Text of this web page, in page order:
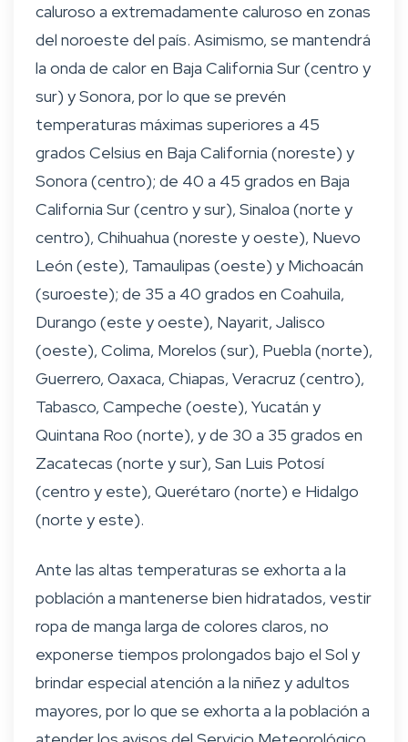
caluroso a extremadamente caluroso en zonas
del noroeste del país. Asimismo, se mantendrá
la onda de calor en Baja California Sur (centro y
sur) y Sonora, por lo que se prevén
temperaturas máximas superiores a 45
grados Celsius en Baja California (noreste) y
Sonora (centro); de 40 a 45 grados en Baja
California Sur (centro y sur), Sinaloa (norte y
centro), Chihuahua (noreste y oeste), Nuevo
León (este), Tamaulipas (oeste) y Michoacán
(suroeste); de 35 a 40 grados en Coahuila,
Durango (este y oeste), Nayarit, Jalisco
(oeste), Colima, Morelos (sur), Puebla (norte),
Guerrero, Oaxaca, Chiapas, Veracruz (centro),
Tabasco, Campeche (oeste), Yucatán y
Quintana Roo (norte), y de 30 a 35 grados en
Zacatecas (norte y sur), San Luis Potosí
(centro y este), Querétaro (norte) e Hidalgo
(norte y este).
Ante las altas temperaturas se exhorta a la
población a mantenerse bien hidratados, vestir
ropa de manga larga de colores claros, no
exponerse tiempos prolongados bajo el Sol y
brindar especial atención a la niñez y adultos
mayores, por lo que se exhorta a la población a